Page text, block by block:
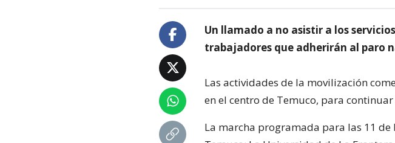
Un llamado a no asistir a los
trabajadores que adherirán al paro
Las actividades de la movilización
en el centro de Temuco, para
La marcha programada para las 11